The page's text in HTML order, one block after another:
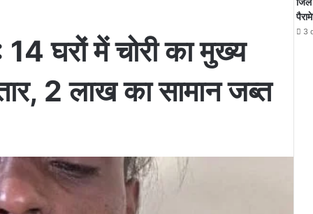
घरों में चोरी का मुख्य
2 लाख का सामान जब्त
3